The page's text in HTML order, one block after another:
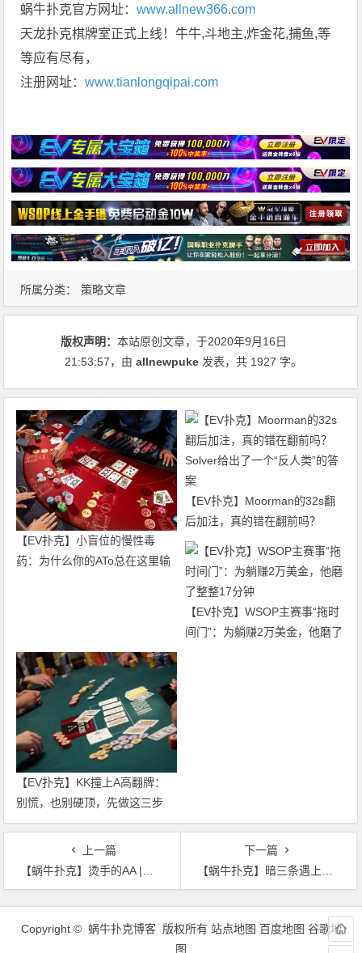
蜗牛扑克官方网址：www.allnew366.com
天龙扑克棋牌室正式上线！牛牛,斗地主,炸金花,捕鱼,等
等应有尽有，
注册网址：www.tianlongqipai.com
所属分类： 策略文章
版权声明：本站原创文章，于2020年9月16日
21:53:57，由allnewpuke 发表，共 1927 字。
【EV扑克】小盲位的慢性毒
药：为什么你的ATo总在这里输
【EV扑克】Moorman的32s翻
后加注，真的错在翻前吗？
Solver给出了一个“反人类”的答
【EV扑克】WSOP主赛事“拖时
间门”：为躺赚2万美金，他磨了
【EV扑克】KK撞上A高翻牌：
别慌，也别硬顶，先做这三步
上一篇
【蜗牛扑克】烫手的AA |德州扑克牌局分析
下一篇
【蜗牛扑克】暗三条遇上听顺牌面该怎么打 | 德州扑克牌局分析
文
Copyright © 蜗牛扑克博客 版权所有 站点地图 百度地图 谷歌地
图